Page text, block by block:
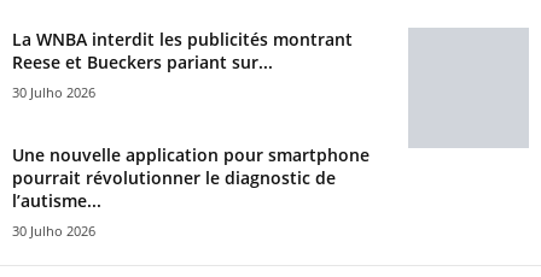
La WNBA interdit les publicités montrant
Reese et Bueckers pariant sur...
30 Julho 2026
Une nouvelle application pour smartphone
pourrait révolutionner le diagnostic de
l’autisme...
30 Julho 2026